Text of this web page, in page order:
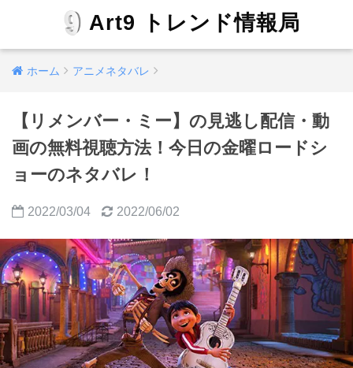
Art9 トレンド情報局
ホーム アニメネタバレ
【リメンバー・ミー】の見逃し配信・動
画の無料視聴方法！今日の金曜ロードシ
ョーのネタバレ！
2022/03/04 2022/06/02